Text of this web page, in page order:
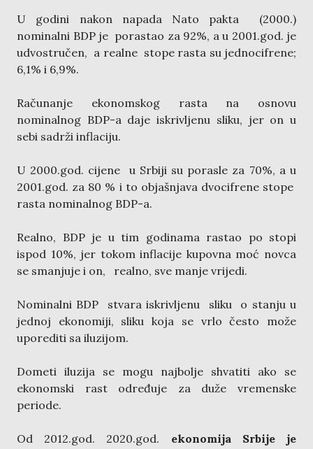
U godini nakon napada Nato pakta (2000.)
nominalni BDP je porastao za 92%, a u 2001.god. je
udvostručen, a realne stope rasta su jednocifrene;
6,1% i 6,9%.
Računanje ekonomskog rasta na osnovu
nominalnog BDP-a daje iskrivljenu sliku, jer on u
sebi sadrži inflaciju.
U 2000.god. cijene u Srbiji su porasle za 70%, a u
2001.god. za 80 % i to objašnjava dvocifrene stope
rasta nominalnog BDP-a.
Realno, BDP je u tim godinama rastao po stopi
ispod 10%, jer tokom inflacije kupovna moć novca
se smanjuje i on, realno, sve manje vrijedi.
Nominalni BDP stvara iskrivljenu sliku o stanju u
jednoj ekonomiji, sliku koja se vrlo često može
uporediti sa iluzijom.
Dometi iluzija se mogu najbolje shvatiti ako se
ekonomski rast određuje za duže vremenske
periode.
Od 2012.god. 2020.god. ekonomija Srbije je